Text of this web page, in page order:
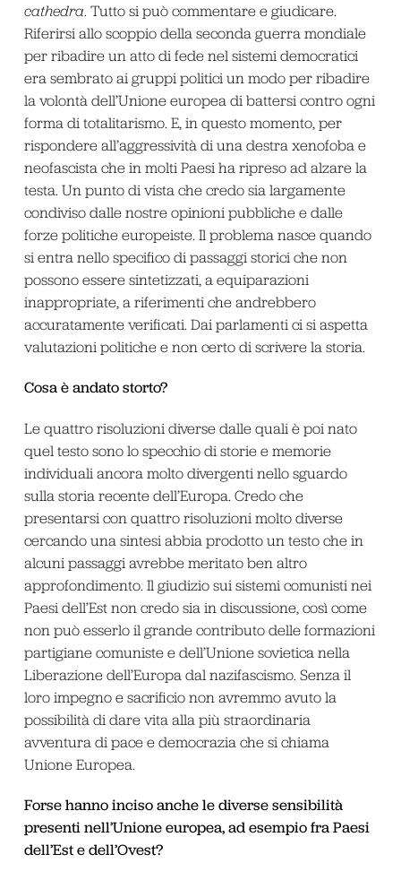
cathedra. Tutto si può commentare e giudicare.
Riferirsi allo scoppio della seconda guerra mondiale
per ribadire un atto di fede nel sistemi democratici
era sembrato ai gruppi politici un modo per ribadire
la volontà dell’Unione europea di battersi contro ogni
forma di totalitarismo. E, in questo momento, per
rispondere all’aggressività di una destra xenofoba e
neofascista che in molti Paesi ha ripreso ad alzare la
testa. Un punto di vista che credo sia largamente
condiviso dalle nostre opinioni pubbliche e dalle
forze politiche europeiste. Il problema nasce quando
si entra nello specifico di passaggi storici che non
possono essere sintetizzati, a equiparazioni
inappropriate, a riferimenti che andrebbero
accuratamente verificati. Dai parlamenti ci si aspetta
valutazioni politiche e non certo di scrivere la storia.
Cosa è andato storto?
Le quattro risoluzioni diverse dalle quali è poi nato
quel testo sono lo specchio di storie e memorie
individuali ancora molto divergenti nello sguardo
sulla storia recente dell’Europa. Credo che
presentarsi con quattro risoluzioni molto diverse
cercando una sintesi abbia prodotto un testo che in
alcuni passaggi avrebbe meritato ben altro
approfondimento. Il giudizio sui sistemi comunisti nei
Paesi dell’Est non credo sia in discussione, così come
non può esserlo il grande contributo delle formazioni
partigiane comuniste e dell’Unione sovietica nella
Liberazione dell’Europa dal nazifascismo. Senza il
loro impegno e sacrificio non avremmo avuto la
possibilità di dare vita alla più straordinaria
avventura di pace e democrazia che si chiama
Unione Europea.
Forse hanno inciso anche le diverse sensibilità
presenti nell’Unione europea, ad esempio fra Paesi
dell’Est e dell’Ovest?